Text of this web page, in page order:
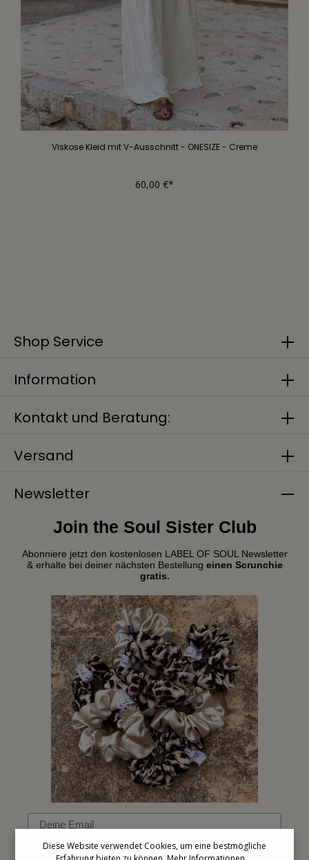
Viskose Kleid mit V-Ausschnitt - ONESIZE - Creme
60,00 €*
Kontakt und Beratung:
Versand
Newsletter
Join the Soul Sister Club
Abonniere jetzt den kostenlosen LABEL OF SOUL Newsletter
& erhalte bei deiner nächsten Bestellung einen Scrunchie
gratis.
Email
Shop Service
Information
Diese Website verwendet Cookies, um eine bestmögliche